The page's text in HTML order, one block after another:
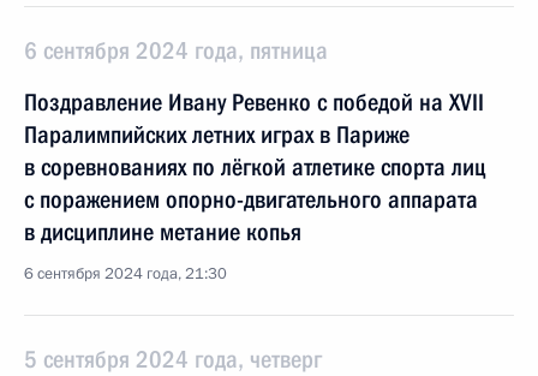
6 сентября 2024 года, пятница
Поздравление Ивану Ревенко с победой на XVII
Паралимпийских летних играх в Париже
в соревнованиях по лёгкой атлетике спорта лиц
с поражением опорно-двигательного аппарата
в дисциплине метание копья
6 сентября 2024 года, 21:30
5 сентября 2024 года, четверг